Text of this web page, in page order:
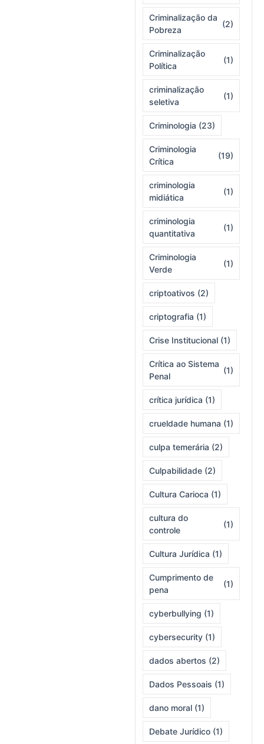
Criminalização da
Pobreza
(2)
Criminalização
Política
(1)
criminalização
seletiva
(1)
Criminologia (23)
Criminologia
Crítica
(19)
criminologia
midiática
(1)
criminologia
quantitativa
(1)
Criminologia
Verde
(1)
criptoativos (2)
criptografia (1)
Crise Institucional (1)
Crítica ao Sistema
Penal
(1)
crítica jurídica (1)
crueldade humana (1)
culpa temerária (2)
Culpabilidade (2)
Cultura Carioca (1)
cultura do
controle
(1)
Cultura Jurídica (1)
Cumprimento de
pena
(1)
cyberbullying (1)
cybersecurity (1)
dados abertos (2)
Dados Pessoais (1)
dano moral (1)
Debate Jurídico (1)